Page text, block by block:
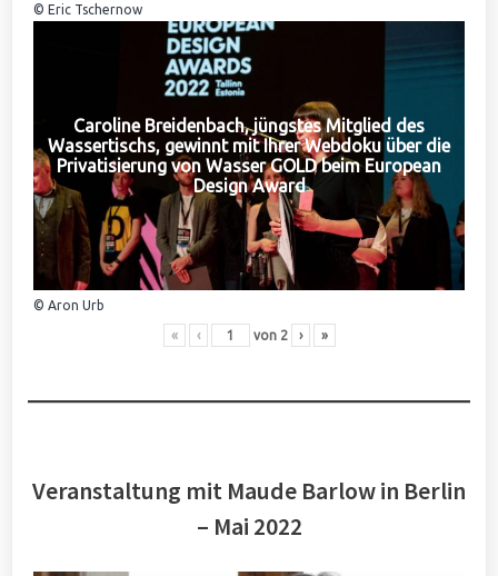
© Eric Tschernow
Caroline Breidenbach, jüngstes Mitglied des
Wassertischs, gewinnt mit Ihrer Webdoku über die
Privatisierung von Wasser GOLD beim European
Design Award
© Aron Urb
« ‹ von 2 › »
Veranstaltung mit Maude Barlow in Berlin
– Mai 2022